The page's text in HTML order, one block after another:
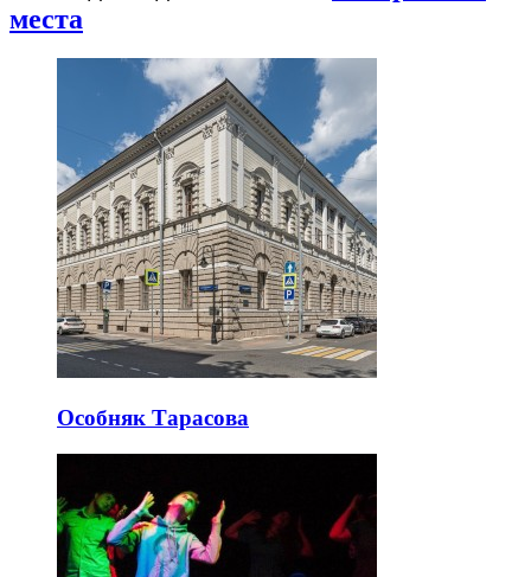
места
Особняк Тарасова